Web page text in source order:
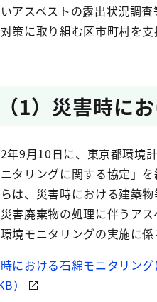
アスベストの露出状況調
策に取り組む区市町村を支
（1）災害時に
年9月10日に、東京都環境
タリングに関する協定」を
は、災害時における建築
害廃棄物の処理に伴うア
境モニタリングの実施に係
における石綿モニタリン
）